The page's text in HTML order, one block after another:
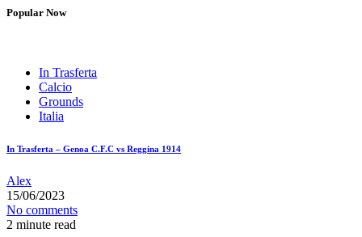
Popular Now
In Trasferta
Calcio
Grounds
Italia
In Trasferta – Genoa C.F.C vs Reggina 1914
Alex
15/06/2023
No comments
2 minute read